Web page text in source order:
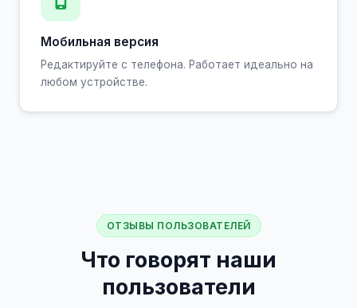
Мобильная версия
Редактируйте с телефона. Работает идеально на
любом устройстве.
ОТЗЫВЫ ПОЛЬЗОВАТЕЛЕЙ
Что говорят наши
пользователи